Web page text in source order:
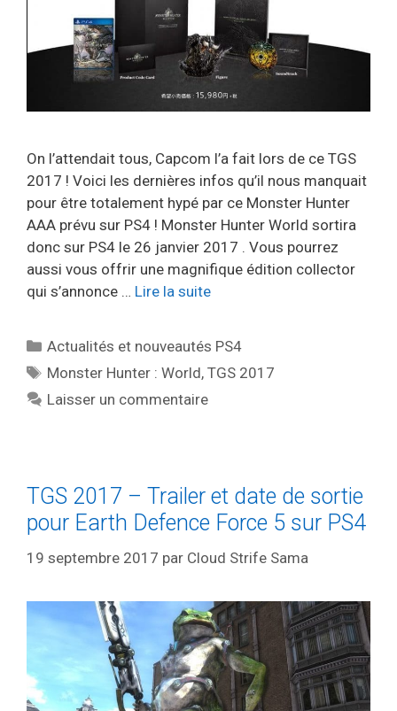
On l’attendait tous, Capcom l’a fait lors de ce TGS
2017 ! Voici les dernières infos qu’il nous manquait
pour être totalement hypé par ce Monster Hunter
AAA prévu sur PS4 ! Monster Hunter World sortira
donc sur PS4 le 26 janvier 2017 . Vous pourrez
aussi vous offrir une magnifique édition collector
qui s’annonce … Lire la suite
Catégories
Actualités et nouveautés PS4
Étiquettes
Monster Hunter : World,TGS 2017
Laisser un commentaire
TGS 2017 – Trailer et date de sortie
pour Earth Defence Force 5 sur PS4
19 septembre 2017 par Cloud Strife Sama